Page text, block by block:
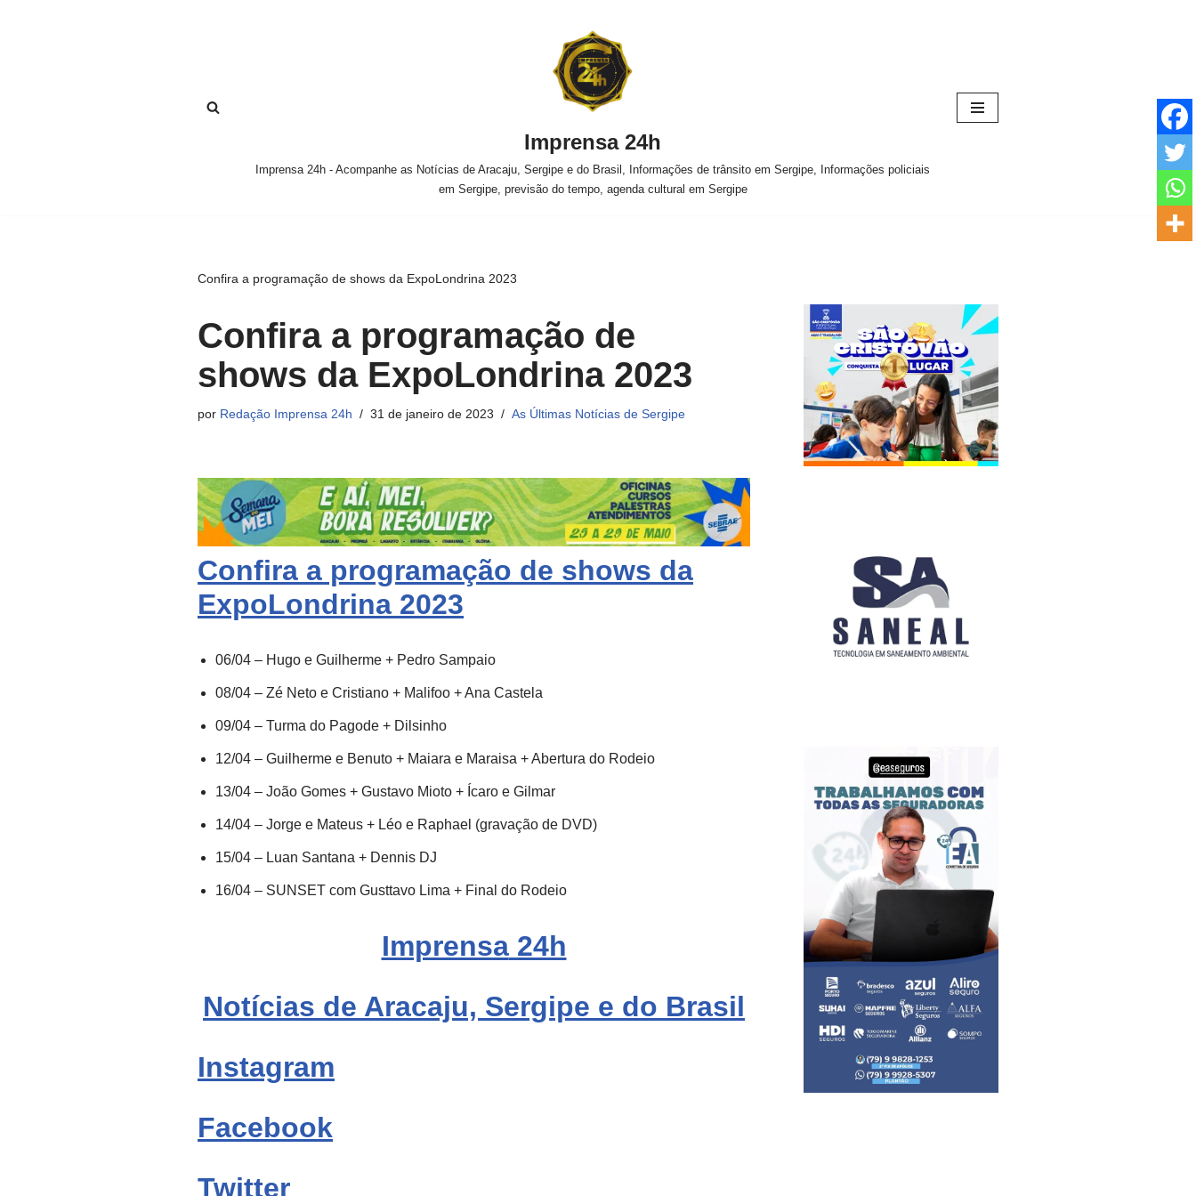
Imprensa 24h
Imprensa 24h - Acompanhe as Notícias de Aracaju, Sergipe e do Brasil, Informações de trânsito em Sergipe, Informações policiais
em Sergipe, previsão do tempo, agenda cultural em Sergipe
Confira a programação de shows da ExpoLondrina 2023
Confira a programação de
shows da ExpoLondrina 2023
por Redação Imprensa 24h 31 de janeiro de 2023 As Últimas Notícias de Sergipe
Confira a programação de shows da
ExpoLondrina 2023
06/04 – Hugo e Guilherme + Pedro Sampaio
08/04 – Zé Neto e Cristiano + Malifoo + Ana Castela
09/04 – Turma do Pagode + Dilsinho
12/04 – Guilherme e Benuto + Maiara e Maraisa + Abertura do Rodeio
13/04 – João Gomes + Gustavo Mioto + Ícaro e Gilmar
14/04 – Jorge e Mateus + Léo e Raphael (gravação de DVD)
15/04 – Luan Santana + Dennis DJ
16/04 – SUNSET com Gusttavo Lima + Final do Rodeio
Imprensa24h
Notícias de Aracaju, Sergipe e do Brasil
Instagram
Facebook
Twitter